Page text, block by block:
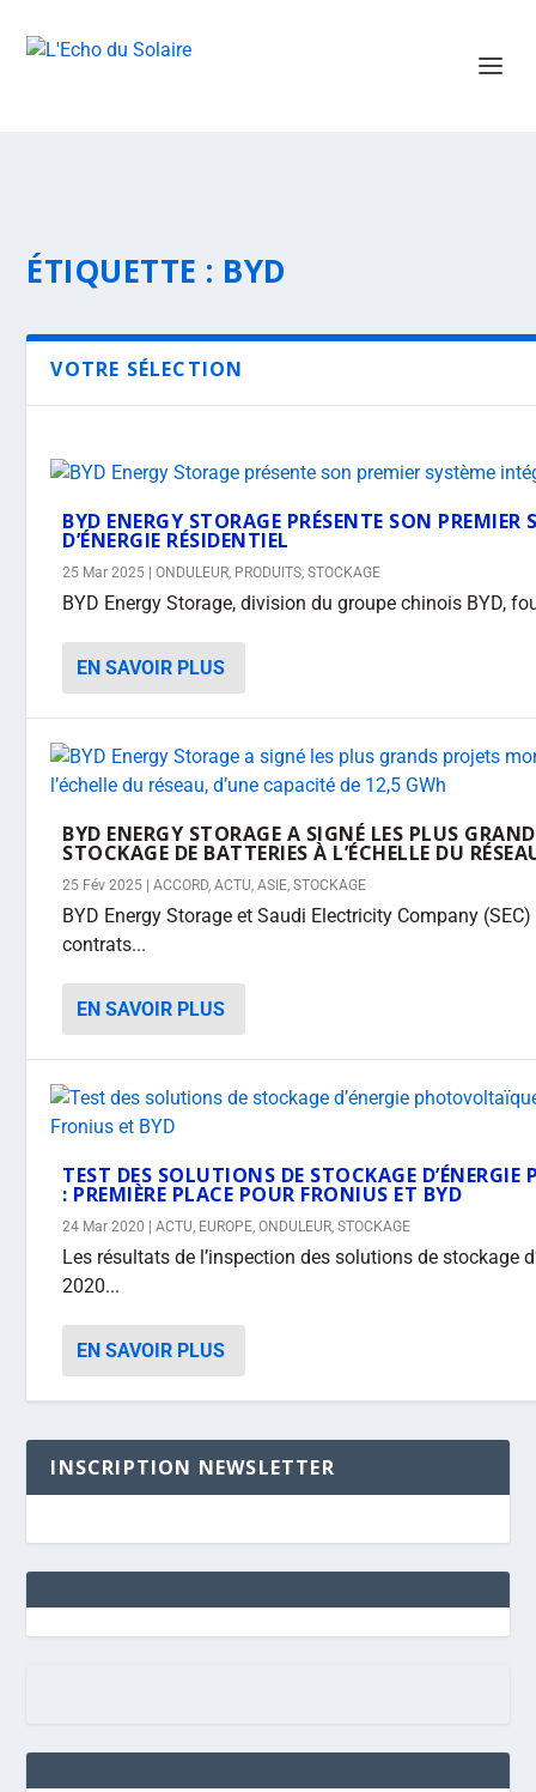
ÉTIQUETTE : BYD
VOTRE SÉLECTION
BYD ENERGY STORAGE PRÉSENTE SON PREMIER
D’ÉNERGIE RÉSIDENTIEL
25 Mar 2025 |ONDULEUR, PRODUITS,STOCKAGE
BYD Energy Storage, division du groupe chinois BYD,
EN SAVOIR PLUS
BYD ENERGY STORAGE A SIGNÉ LES PLUS
STOCKAGE DE BATTERIES À L’ÉCHELLE DU
25 Fév 2025 |ACCORD,ACTU,ASIE,STOCKAGE
BYD Energy Storage et Saudi Electricity Company
contrats...
EN SAVOIR PLUS
TEST DES SOLUTIONS DE STOCKAGE
: PREMIÈRE PLACE POUR FRONIUS ET BYD
24 Mar 2020 |ACTU, EUROPE,ONDULEUR,STOCKAGE
Les résultats de l’inspection des solutions de stockage
2020...
EN SAVOIR PLUS
INSCRIPTION NEWSLETTER